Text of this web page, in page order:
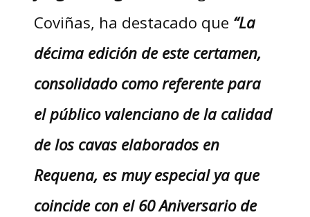
Coviñas, ha destacado que “La
décima edición de este certamen,
consolidado como referente para
el público valenciano de la calidad
de los cavas elaborados en
Requena, es muy especial ya que
coincide con el 60 Aniversario de